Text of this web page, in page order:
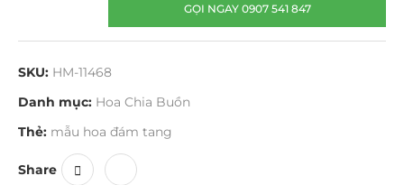
GỌI NGAY 0907 541 847
SKU: HM-11468
Danh mục: Hoa Chia Buồn
Thẻ: mẫu hoa đám tang
Share